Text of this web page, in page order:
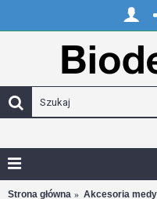
Strona główna Akcesoria